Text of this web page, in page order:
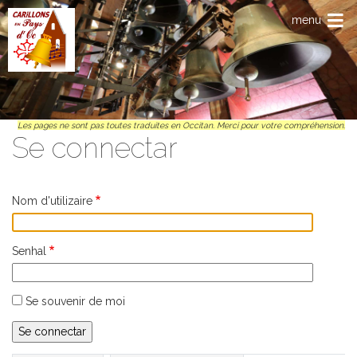
Anar al contengut principal
menu
Les pages ne sont pas toutes traduites en Occitan. Merci pour votre compréhension.
Se connectar
Nom d'utilizaire
Senhal
Se souvenir de moi